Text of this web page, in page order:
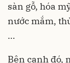
sàn gỗ, hóa
nước mắm,
…
Bên cạnh đó,